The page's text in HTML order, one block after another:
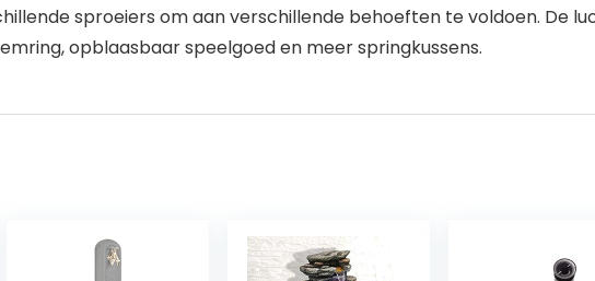
sproeiers om aan verschillende behoeften te voldoen. De
opblaasbaar speelgoed en meer springkussens.